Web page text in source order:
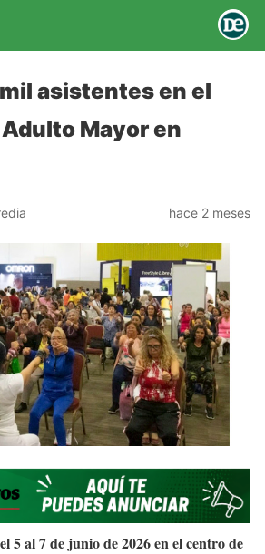
asistentes en el
Mayor en
hace 2 meses
5 al 7 de junio de 2026 en el centro de